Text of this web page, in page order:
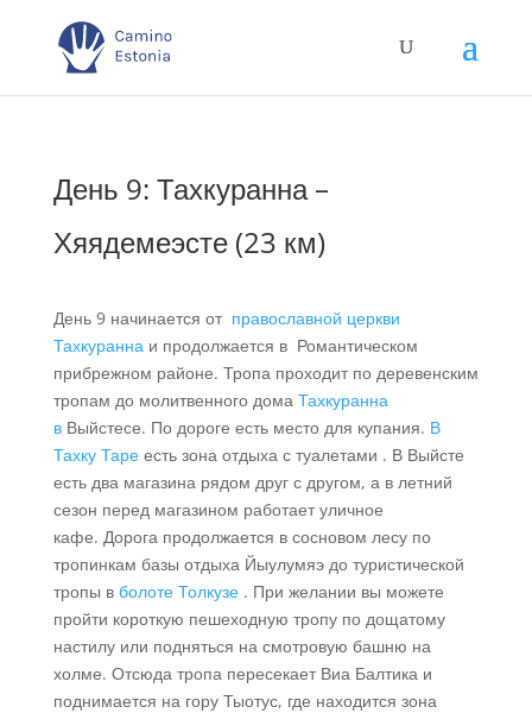
День 9: Тахкуранна –
Хяядемеэсте (23 км)
День 9 начинается от православной церкви
Тахкураннаи продолжается в Романтическом
прибрежном районе. Тропа проходит по деревенским
тропам до молитвенного домаТахкуранна
вВыйстесе. По дороге есть место для купания. В
Тахку Тареесть зона отдыха с туалетами . В Выйсте
есть два магазина рядом друг с другом, а в летний
сезон перед магазином работает уличное
кафе. Дорога продолжается в сосновом лесу по
тропинкам базы отдыха Йыулумяэ до туристической
тропы в болоте Толкузе. При желании вы можете
пройти короткую пешеходную тропу по дощатому
настилу или подняться на смотровую башню на
холме. Отсюда тропа пересекает Виа Балтика и
поднимается на гору Тыотус, где находится зона